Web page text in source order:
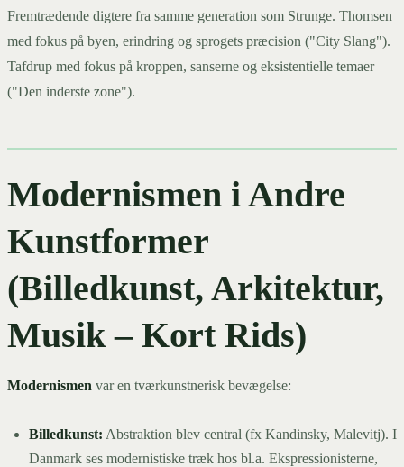
Fremtrædende digtere fra samme generation som Strunge. Thomsen
med fokus på byen, erindring og sprogets præcision ("City Slang").
Tafdrup med fokus på kroppen, sanserne og eksistentielle temaer
("Den inderste zone").
Modernismen i Andre
Kunstformer
(Billedkunst, Arkitektur,
Musik – Kort Rids)
Modernismen var en tværkunstnerisk bevægelse:
Billedkunst: Abstraktion blev central (fx Kandinsky, Malevitj). I
Danmark ses modernistiske træk hos bl.a. Ekspressionisterne,